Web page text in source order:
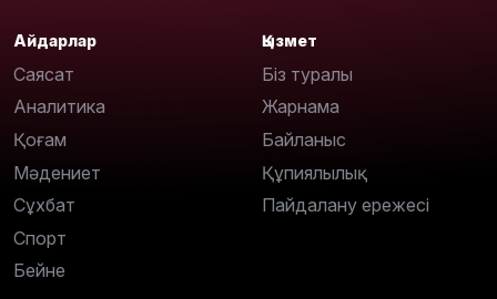
Айдарлар
Саясат
Аналитика
Қоғам
Мәдениет
Сұхбат
Спорт
Бейне
Қызмет
Біз туралы
Жарнама
Байланыс
Құпиялылық
Пайдалану ережесі